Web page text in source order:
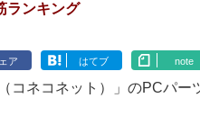
ランキング
ア はてブ note
コネコネット）」のPCパー